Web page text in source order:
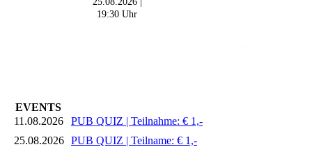
19:30 Uhr
EVENTS
11.08.2026
PUB QUIZ | Teilnahme: € 1,-
25.08.2026 PUB QUIZ | Teilname: € 1,-